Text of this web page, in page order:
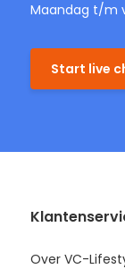
Maandag t/m
Start live
Over VC-